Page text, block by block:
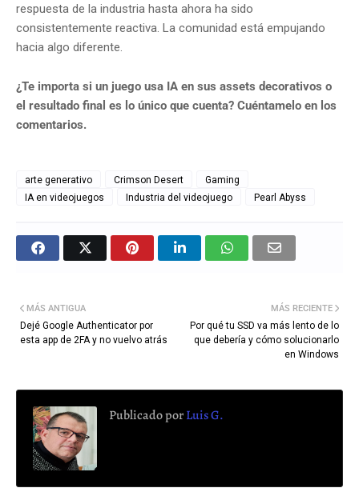
respuesta de la industria hasta ahora ha sido
consistentemente reactiva. La comunidad está empujando
hacia algo diferente.
¿Te importa si un juego usa IA en sus assets decorativos o
el resultado final es lo único que cuenta? Cuéntamelo en los
comentarios.
arte generativo Crimson Desert
Gaming
IA en videojuegos
Industria del videojuego Pearl Abyss
MÁS RECIENTE
Por qué tu SSD va más lento de lo
que debería y cómo solucionarlo
en Windows
MÁS ANTIGUA
Dejé Google Authenticator por
esta app de 2FA y no vuelvo atrás
Publicado porLuis G.